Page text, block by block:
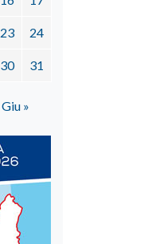
23 24
30 31
Giu »